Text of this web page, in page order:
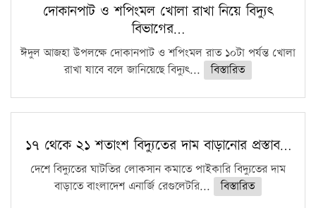
দোকানপাট ও শপিংমল খোলা রাখা নিয়ে বিদ্যুৎ
বিভাগের…
ঈদুল আজহা উপলক্ষে দোকানপাট ও শপিংমল রাত ১০টা পর্যন্ত খোলা
রাখা যাবে বলে জানিয়েছে বিদ্যুৎ...
বিস্তারিত
১৭ থেকে ২১ শতাংশ বিদ্যুতের দাম বাড়ানোর প্রস্তাব…
দেশে বিদ্যুতের ঘাটতির লোকসান কমাতে পাইকারি বিদ্যুতের দাম
বাড়াতে বাংলাদেশ এনার্জি রেগুলেটরি...
বিস্তারিত